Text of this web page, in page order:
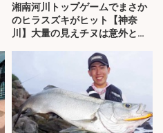
湘南河川トップゲームでまさか
のヒラスズキがヒット【神奈
川】大量の見えチヌは意外と難